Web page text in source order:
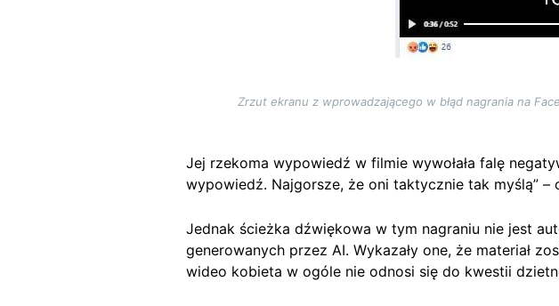
Zrzut ekranu z wprowadzającego w błąd nagrania na
Jej rzekoma wypowiedź w filmie wywołała falę
wypowiedź. Najgorsze, że oni taktycznie tak myślą”
Jednak ścieżka dźwiękowa w tym nagraniu nie jest
generowanych przez AI. Wykazały one, że materiał
wideo kobieta w ogóle nie odnosi się do kwestii